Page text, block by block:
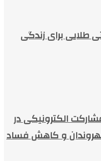
طلایی برای زندگی
الکترونیکی در
و کاهش فساد